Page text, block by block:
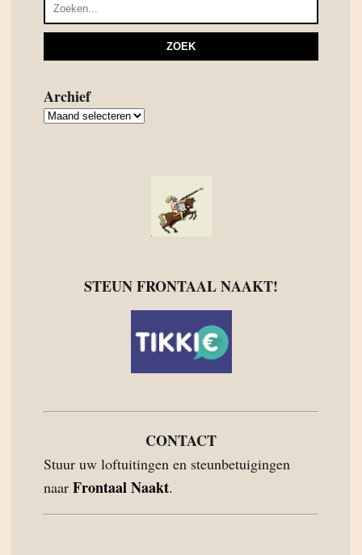
Archief
Archief
STEUN FRONTAAL NAAKT!
CONTACT
Stuur uw loftuitingen en steunbetuigingen
naar Frontaal Naakt.